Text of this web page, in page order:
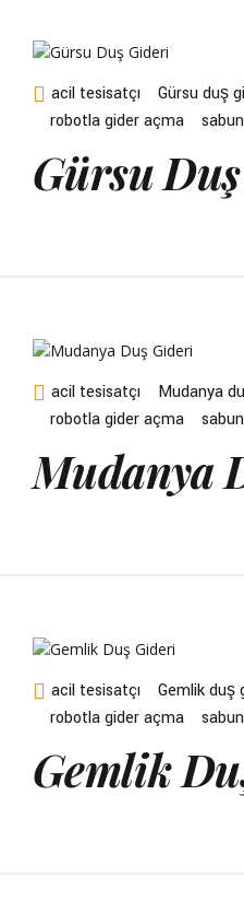
acil tesisatçı
Gürsu duş
robotla gider açma
sabun
Gürsu
acil tesisatçı
Mudanya
robotla gider açma
sabun
Mudanya
acil tesisatçı
Gemlik duş
robotla gider açma
sabun
Gemlik